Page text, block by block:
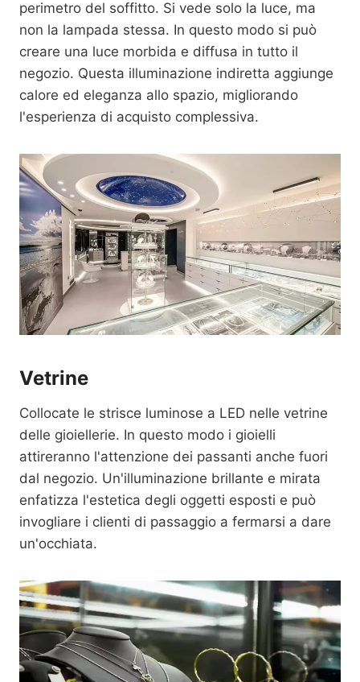
perimetro del soffitto. Si vede solo la luce, ma
non la lampada stessa. In questo modo si può
creare una luce morbida e diffusa in tutto il
negozio. Questa illuminazione indiretta aggiunge
calore ed eleganza allo spazio, migliorando
l'esperienza di acquisto complessiva.
Vetrine
Collocate le strisce luminose a LED nelle vetrine
delle gioiellerie. In questo modo i gioielli
attireranno l'attenzione dei passanti anche fuori
dal negozio. Un'illuminazione brillante e mirata
enfatizza l'estetica degli oggetti esposti e può
invogliare i clienti di passaggio a fermarsi a dare
un'occhiata.